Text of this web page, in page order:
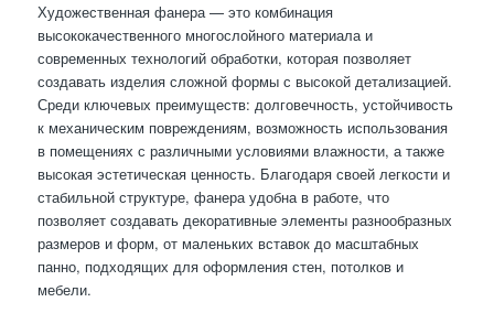
Художественная фанера — это комбинация
высококачественного многослойного материала и
современных технологий обработки, которая позволяет
создавать изделия сложной формы с высокой детализацией.
Среди ключевых преимуществ: долговечность, устойчивость
к механическим повреждениям, возможность использования
в помещениях с различными условиями влажности, а также
высокая эстетическая ценность. Благодаря своей легкости и
стабильной структуре, фанера удобна в работе, что
позволяет создавать декоративные элементы разнообразных
размеров и форм, от маленьких вставок до масштабных
панно, подходящих для оформления стен, потолков и
мебели.